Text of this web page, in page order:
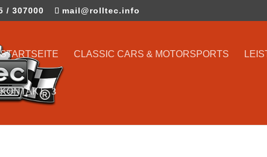
/ 307000 mail@rolltec.info
STARTSEITE CLASSIC CARS & MOTORSPORTS
KONTAKT